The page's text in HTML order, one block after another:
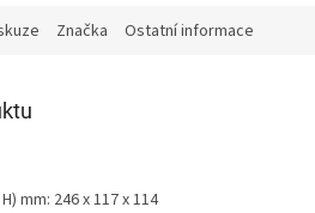
Značka Ostatní informace
mm: 246 x 117 x 114